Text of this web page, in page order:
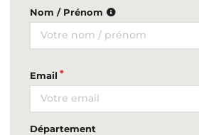
Nom / Prénom
Email
Département